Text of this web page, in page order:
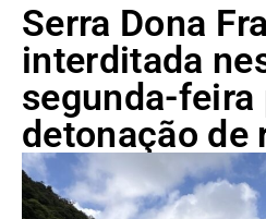
Serra Dona
interditada
segunda-feira
detonação de